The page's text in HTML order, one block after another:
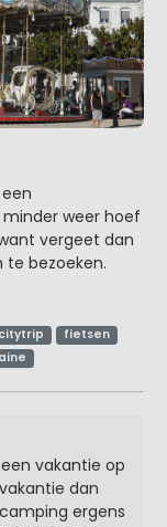
weer hoef
vergeet dan
bezoeken.
citytrip
fietsen
vakantie op
dan
ergens